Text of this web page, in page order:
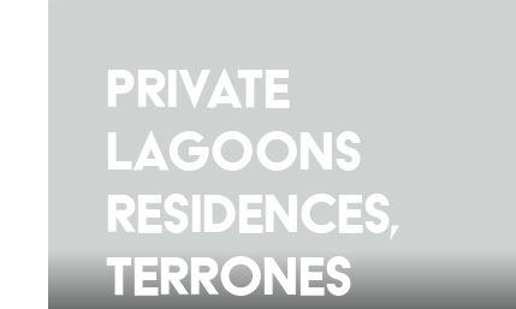
Private
Lagoons
Residences,
Terrones